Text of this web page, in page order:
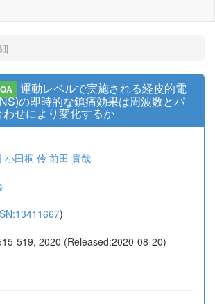
OA
運動レベルで実施される経皮的電
の即時的な鎮痛効果は周波数とパ
せにより変化するか
小田桐 伶 前田 貴哉
)
519, 2020 (Released:2020-08-20)